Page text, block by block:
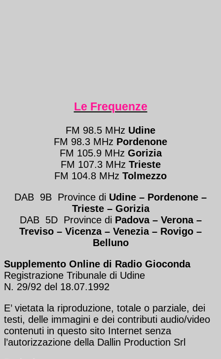
Le Frequenze
FM 98.5 MHz Udine
FM 98.3 MHz Pordenone
FM 105.9 MHz Gorizia
FM 107.3 MHz Trieste
FM 104.8 MHz Tolmezzo
DAB 9B Province di Udine – Pordenone –
Trieste – Gorizia
DAB 5D Province di Padova – Verona –
Treviso – Vicenza – Venezia – Rovigo –
Belluno
Supplemento Online di Radio Gioconda
Registrazione Tribunale di Udine
N. 29/92 del 18.07.1992
E’ vietata la riproduzione, totale o parziale, dei
testi, delle immagini e dei contributi audio/video
contenuti in questo sito Internet senza
l’autorizzazione della Dallin Production Srl